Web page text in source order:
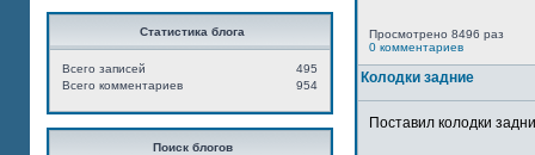
Статистика блога
495
Всего записей
954
Всего комментариев
Поиск блогов
Просмотрено 8496 раз
0 комментариев
Колодки задние
Поставил колодки